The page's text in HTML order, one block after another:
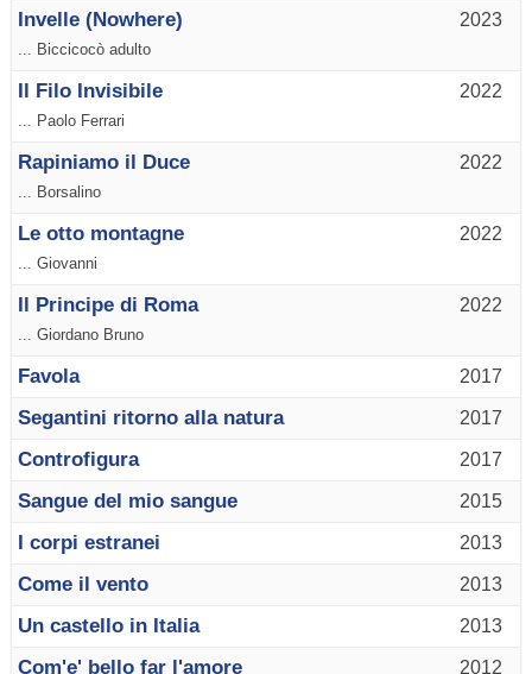
2023
Invelle (Nowhere)
... Biccicocò adulto
2022
Il Filo Invisibile
... Paolo Ferrari
2022
Rapiniamo il Duce
... Borsalino
2022
Le otto montagne
... Giovanni
2022
Il Principe di Roma
... Giordano Bruno
2017
Favola
2017
Segantini ritorno alla natura
2017
Controfigura
2015
Sangue del mio sangue
2013
I corpi estranei
2013
Come il vento
2013
Un castello in Italia
2012
Com'e' bello far l'amore